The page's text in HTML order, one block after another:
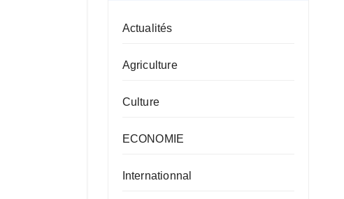
Actualités
Agriculture
Culture
ECONOMIE
Internationnal